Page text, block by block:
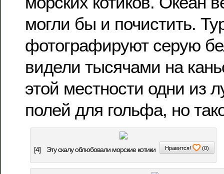
могли бы и почистить.
фотографируют серую
видели тысячами на
этой местности одни из
полей для гольфа, но
[4] Эту скалу облюбовали морские котики Нравится! (0)